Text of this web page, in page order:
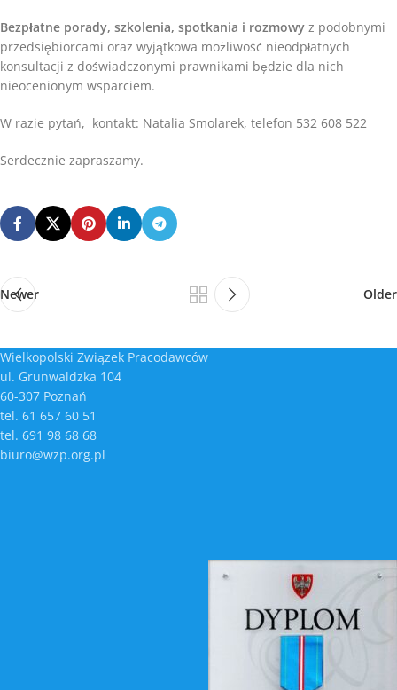
Bezpłatne porady, szkolenia, spotkania i rozmowy z podobnymi
przedsiębiorcami oraz wyjątkowa możliwość nieodpłatnych
konsultacji z doświadczonymi prawnikami będzie dla nich
nieocenionym wsparciem.
W razie pytań, kontakt: Natalia Smolarek, telefon 532 608 522
Serdecznie zapraszamy.
Newer Older
Wielkopolski Związek Pracodawców
ul. Grunwaldzka 104
60-307 Poznań
tel. 61 657 60 51
tel. 691 98 68 68
biuro@wzp.org.pl